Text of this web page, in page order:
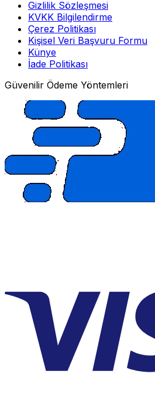
Gizlilik Sözleşmesi
KVKK Bilgilendirme
Çerez Politikası
Kişisel Veri Başvuru Formu
Künye
İade Politikası
Güvenilir Ödeme Yöntemleri